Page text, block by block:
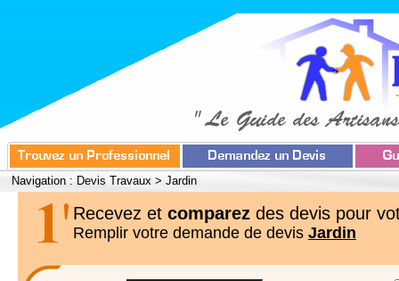
Navigation : Devis Travaux > Jardin
Recevez et comparez des devis pour
Remplir votre demande de devis Jardin